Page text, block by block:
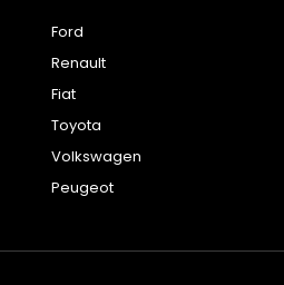
Ford
Renault
Fiat
Toyota
Volkswagen
Peugeot